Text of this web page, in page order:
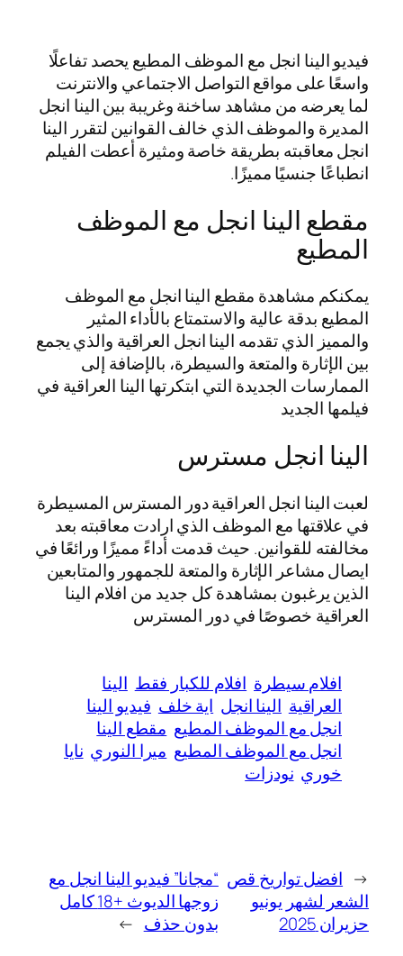
فيديو الينا انجل مع الموظف المطيع يحصد تفاعلًا
واسعًا على مواقع التواصل الاجتماعي والانترنت
لما يعرضه من مشاهد ساخنة وغريبة بين الينا انجل
المديرة والموظف الذي خالف القوانين لتقرر الينا
انجل معاقبته بطريقة خاصة ومثيرة أعطت الفيلم
انطباعًا جنسيًا مميزًا.
مقطع الينا انجل مع الموظف
المطيع
يمكنكم مشاهدة مقطع الينا انجل مع الموظف
المطيع بدقة عالية والاستمتاع بالأداء المثير
والمميز الذي تقدمه الينا انجل العراقية والذي يجمع
بين الإثارة والمتعة والسيطرة، بالإضافة إلى
الممارسات الجديدة التي ابتكرتها الينا العراقية في
فيلمها الجديد
الينا انجل مسترس
لعبت الينا انجل العراقية دور المسترس المسيطرة
في علاقتها مع الموظف الذي ارادت معاقبته بعد
مخالفته للقوانين. حيث قدمت أداءً مميزًا ورائعًا في
ايصال مشاعر الإثارة والمتعة للجمهور والمتابعين
الذين يرغبون بمشاهدة كل جديد من افلام الينا
العراقية خصوصًا في دور المسترس
افلام سيطرة افلام للكبار فقط الينا
العراقية الينا انجل اية خلف فيديو الينا
انجل مع الموظف المطيع مقطع الينا
انجل مع الموظف المطيع ميرا النوري نايا
خوري نودزات
← افضل تواريخ قص
الشعر لشهر يونيو
حزيران 2025
“مجانا” فيديو الينا انجل مع
زوجها الديوث +18 كامل
بدون حذف →